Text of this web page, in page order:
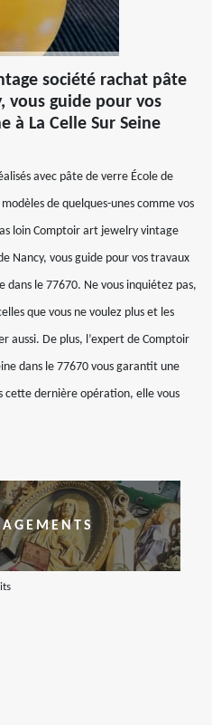
société rachat pâte
vous guide pour vos
à La Celle Sur Seine
avec pâte de verre École de
de quelques-unes comme vos
loin Comptoir art jewelry vintage
Nancy, vous guide pour vos travaux
dans le 77670. Ne vous inquiétez pas,
que vous ne voulez plus et les
aussi. De plus, l’expert de Comptoir
dans le 77670 vous garantit une
dernière opération, elle vous